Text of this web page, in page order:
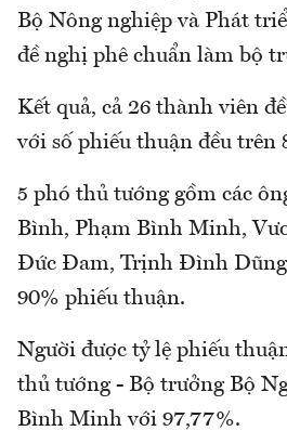
Bộ Nông nghiệp và Phát
đề nghị phê chuẩn làm bộ
Kết quả, cả 26 thành viên
với số phiếu thuận đều trên
5 phó thủ tướng gồm các
Bình, Phạm Bình Minh,
Đức Đam, Trịnh Đình Dũng
90% phiếu thuận.
Người được tỷ lệ phiếu
thủ tướng - Bộ trưởng Bộ
Bình Minh với 97,77%.